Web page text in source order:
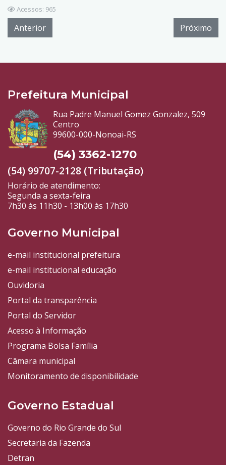
Acessos: 965
Anterior Próximo
Prefeitura Municipal
Rua Padre Manuel Gomez Gonzalez, 509
Centro
99600-000-Nonoai-RS
(54) 3362-1270
(54) 99707-2128 (Tributação)
Horário de atendimento:
Segunda a sexta-feira
7h30 às 11h30 - 13h00 às 17h30
Governo Municipal
e-mail institucional prefeitura
e-mail institucional educação
Ouvidoria
Portal da transparência
Portal do Servidor
Acesso à Informação
Programa Bolsa Família
Câmara municipal
Monitoramento de disponibilidade
Governo Estadual
Governo do Rio Grande do Sul
Secretaria da Fazenda
Detran